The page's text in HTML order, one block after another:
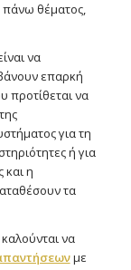
θέματος,
να
επαρκή
προτίθεται να
για τη
ή για
και η
τα
να
με